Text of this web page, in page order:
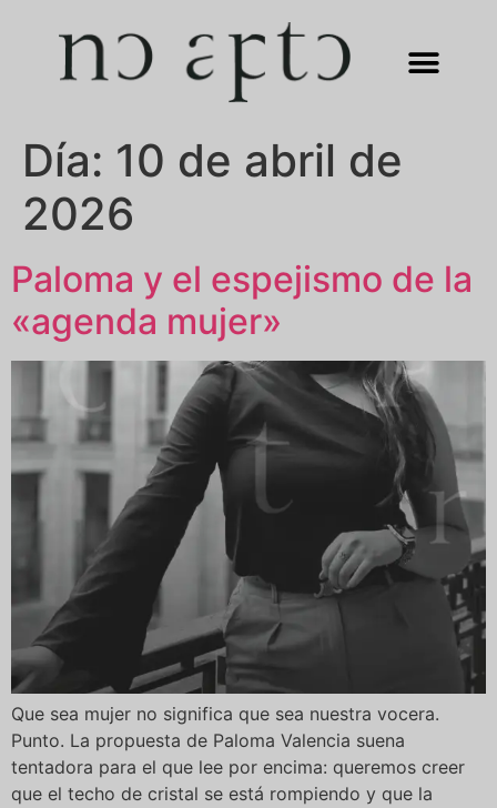
Día: 10 de abril de
2026
Paloma y el espejismo de la
«agenda mujer»
Que sea mujer no significa que sea nuestra vocera.
Punto. La propuesta de Paloma Valencia suena
tentadora para el que lee por encima: queremos creer
que el techo de cristal se está rompiendo y que la